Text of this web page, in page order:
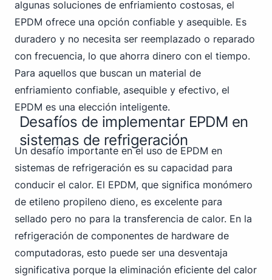
algunas soluciones de enfriamiento costosas, el
EPDM ofrece una opción confiable y asequible. Es
duradero y no necesita ser reemplazado o reparado
con frecuencia, lo que ahorra dinero con el tiempo.
Para aquellos que buscan un material de
enfriamiento confiable, asequible y efectivo, el
EPDM es una elección inteligente.
Desafíos de implementar EPDM en
sistemas de refrigeración
Un desafío importante en el uso de EPDM en
sistemas de refrigeración es su capacidad para
conducir el calor. El EPDM, que significa monómero
de etileno propileno dieno, es excelente para
sellado pero no para la transferencia de calor. En la
refrigeración de componentes de hardware de
computadoras, esto puede ser una desventaja
significativa porque la eliminación eficiente del calor